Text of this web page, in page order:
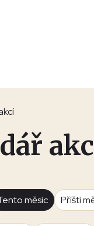
měsíc Příští